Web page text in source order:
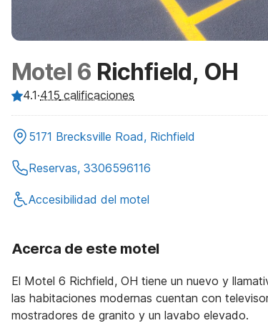
Motel 6 Richfield, OH
4.1·415 calificaciones
5171 Brecksville Road, Richfield
Reservas, 3306596116
Accesibilidad del motel
Acerca de este motel
El Motel 6 Richfield, OH tiene un nuevo y
las habitaciones modernas cuentan con
mostradores de granito y un lavabo elevado.